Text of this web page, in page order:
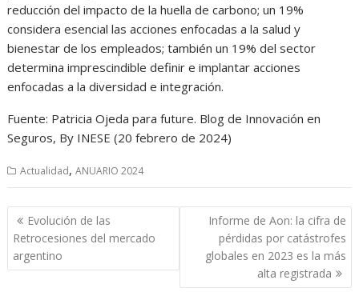
reducción del impacto de la huella de carbono; un 19%
considera esencial las acciones enfocadas a la salud y
bienestar de los empleados; también un 19% del sector
determina imprescindible definir e implantar acciones
enfocadas a la diversidad e integración.
Fuente: Patricia Ojeda para future. Blog de Innovación en
Seguros, By INESE (20 febrero de 2024)
Actualidad,ANUARIO 2024
Navegación
de
entradas
Evolución de las
Retrocesiones del mercado
argentino
Informe de Aon: la cifra de
pérdidas por catástrofes
globales en 2023 es la más
alta registrada